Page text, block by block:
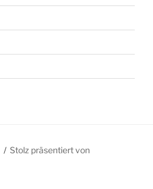
Stolz präsentiert von